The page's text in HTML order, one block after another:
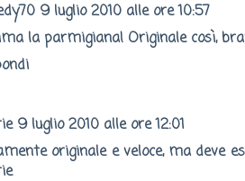
9 luglio 2010 alle ore 10:57
la parmigiana! Originale così,
9 luglio 2010 alle ore 12:01
originale e veloce, ma deve